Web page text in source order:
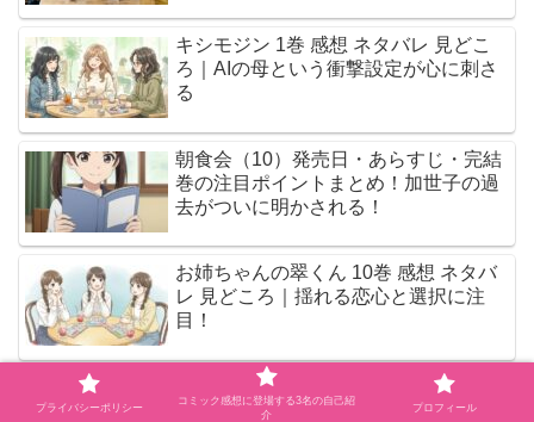
キシモジン 1巻 感想 ネタバレ 見どこ
ろ｜AIの母という衝撃設定が心に刺さ
る
朝食会（10）発売日・あらすじ・完結
巻の注目ポイントまとめ！加世子の過
去がついに明かされる！
お姉ちゃんの翠くん 10巻 感想 ネタバ
レ 見どころ｜揺れる恋心と選択に注
目！
佐々木萌香の最新作『もえもえエアラ
イン』が登場！制服×CAで注目のイメ
プライバシーポリシー
コミック感想に登場する3名の自己紹
介
プロフィール